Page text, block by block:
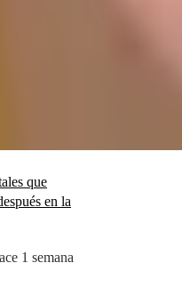
que
en la
1 semana